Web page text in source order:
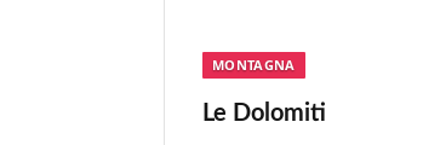
MONTAGNA
Le Dolomiti